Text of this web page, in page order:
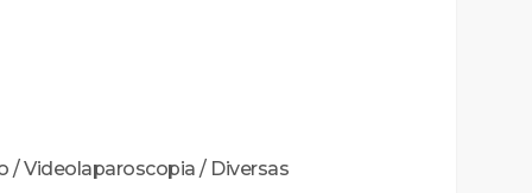
/ Videolaparoscopia / Diversas